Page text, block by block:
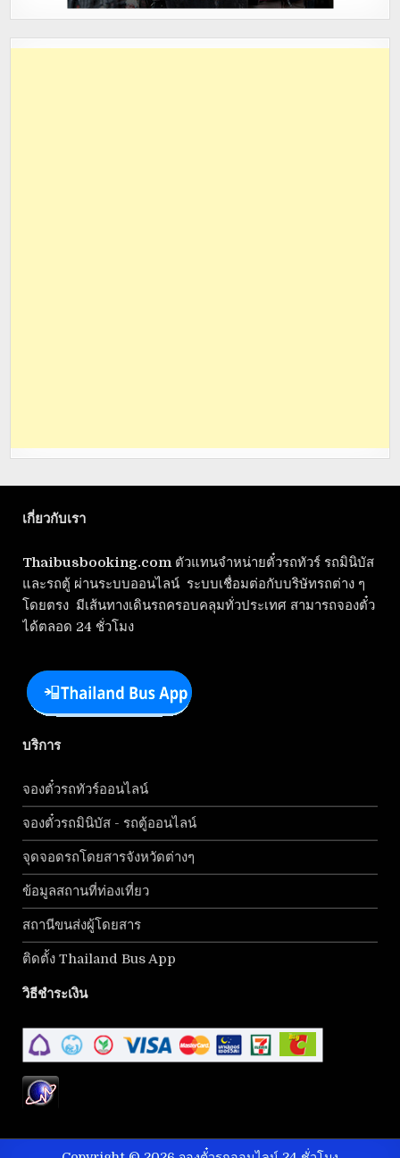
เกี่ยวกับเรา
Thaibusbooking.com ตัวแทนจำหน่ายตั๋วรถทัวร์ รถมินิบัส
และรถตู้ ผ่านระบบออนไลน์ ระบบเชื่อมต่อกับบริษัทรถต่าง ๆ
โดยตรง มีเส้นทางเดินรถครอบคลุมทั่วประเทศ สามารถจองตั๋ว
ได้ตลอด 24 ชั่วโมง
บริการ
จองตั๋วรถทัวร์ออนไลน์
จองตั๋วรถมินิบัส - รถตู้ออนไลน์
จุดจอดรถโดยสารจังหวัดต่างๆ
ข้อมูลสถานที่ท่องเที่ยว
สถานีขนส่งผู้โดยสาร
ติดตั้ง Thailand Bus App
วิธีชำระเงิน